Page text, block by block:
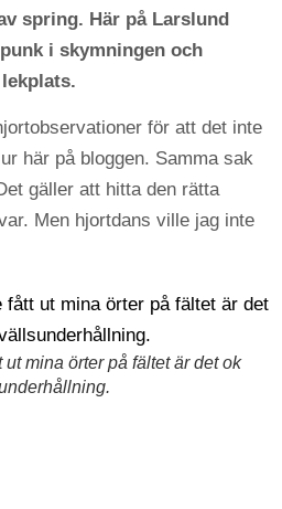
spring. Här på Larslund
i skymningen och
för att det inte
här på bloggen. Samma sak
gäller att hitta den rätta
Men hjortdans ville jag inte
mina örter på fältet är det ok